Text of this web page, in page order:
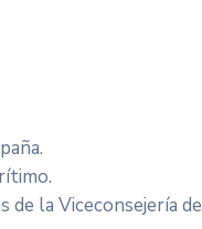
de la Viceconsejería de